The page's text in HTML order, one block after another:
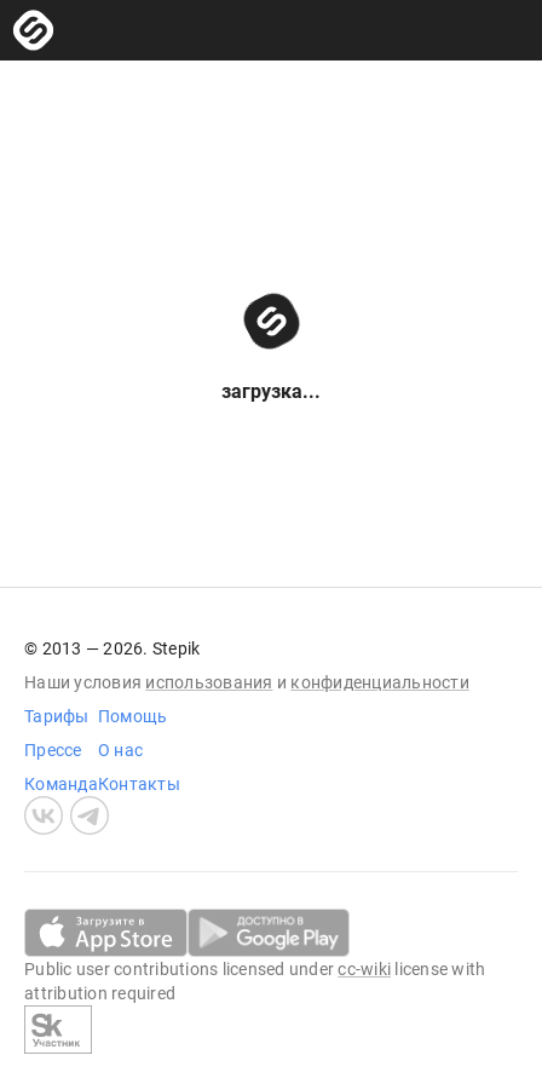
загрузка...
© 2013 — 2026. Stepik
Наши условия использования и конфиденциальности
Тарифы
Прессе
Команда
Помощь
О нас
Контакты
Public user contributions licensed undercc-wiki license with
attribution required